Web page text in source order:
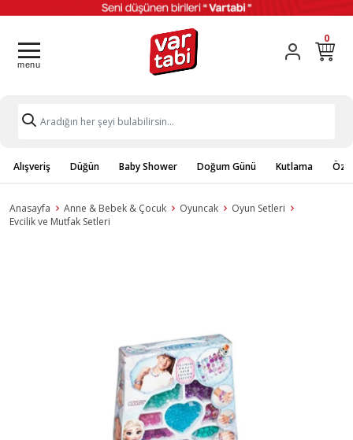
0
Alışveriş Düğün Baby Shower Doğum Günü Kutlama
Anasayfa Anne & Bebek & Çocuk Oyuncak
Oyun Setleri
Evcilik ve Mutfak Setleri